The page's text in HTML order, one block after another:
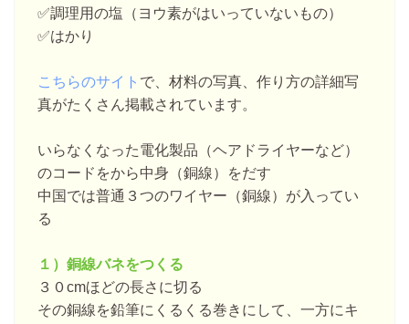
✅調理用の塩（ヨウ素がはいっていないもの）
✅はかり
こちらのサイト で、材料の写真、作り方の詳細写
真がたくさん掲載されています。
いらなくなった電化製品（ヘアドライヤーなど）
のコードをから中身（銅線）をだす
中国では普通３つのワイヤー（銅線）が入ってい
る
１）銅線バネをつくる
３０cmほどの長さに切る
その銅線を鉛筆にくるくる巻きにして、一方にキ